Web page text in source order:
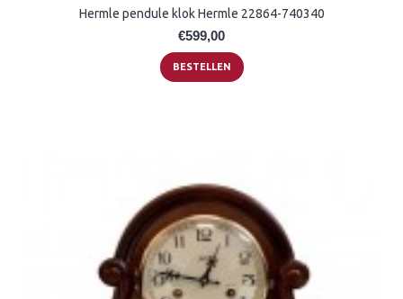
Hermle pendule klok Hermle 22864-740340
€599,00
BESTELLEN